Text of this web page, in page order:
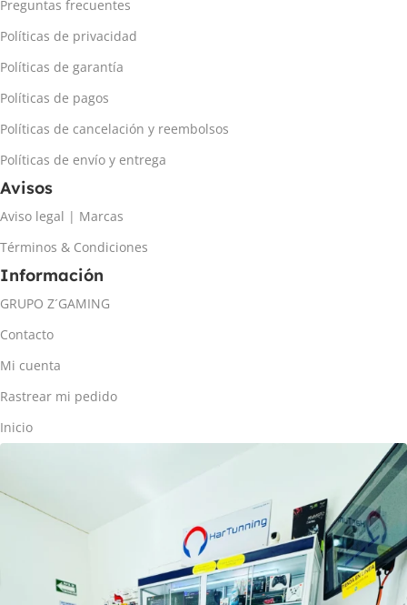
Preguntas frecuentes
Políticas de privacidad
Políticas de garantía
Políticas de pagos
Políticas de cancelación y reembolsos
Políticas de envío y entrega
Avisos
Aviso legal | Marcas
Términos & Condiciones
Información
GRUPO Z´GAMING
Contacto
Mi cuenta
Rastrear mi pedido
Inicio